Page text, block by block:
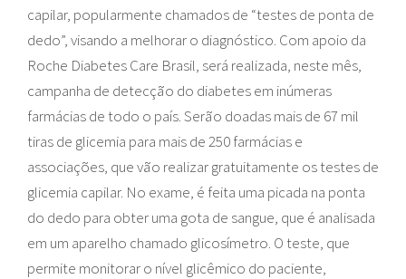
capilar, popularmente chamados de “testes de ponta de
dedo”, visando a melhorar o diagnóstico. Com apoio da
Roche Diabetes Care Brasil, será realizada, neste mês,
campanha de detecção do diabetes em inúmeras
farmácias de todo o país. Serão doadas mais de 67 mil
tiras de glicemia para mais de 250 farmácias e
associações, que vão realizar gratuitamente os testes de
glicemia capilar. No exame, é feita uma picada na ponta
do dedo para obter uma gota de sangue, que é analisada
em um aparelho chamado glicosímetro. O teste, que
permite monitorar o nível glicêmico do paciente,